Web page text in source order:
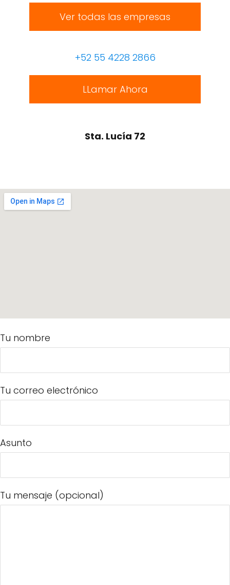
Ver todas las empresas
+52 55 4228 2866
LLamar Ahora
Sta. Lucía 72
Tu nombre
Tu correo electrónico
Asunto
Tu mensaje (opcional)